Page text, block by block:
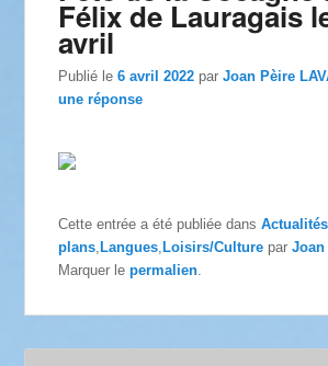
Félix de Lauragais
avril
Publié le6 avril 2022 parJoan Pèire
une réponse
Cette entrée a été publiée dansActualités
plans Langues Loisirs/Culture parJoan
Marquer lepermalien